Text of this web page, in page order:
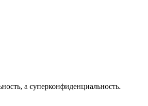
а суперконфиденциальность.